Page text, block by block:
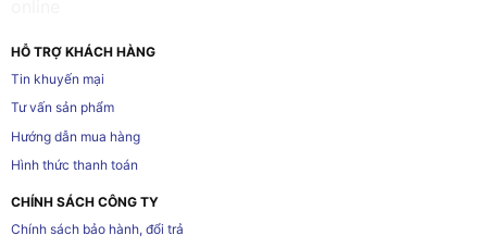
HỖ TRỢ KHÁCH HÀNG
Tin khuyến mại
Tư vấn sản phẩm
Hướng dẫn mua hàng
Hình thức thanh toán
CHÍNH SÁCH CÔNG TY
Chính sách bảo hành, đổi trả